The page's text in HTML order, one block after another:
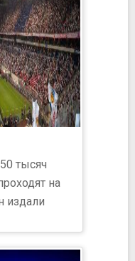
тысяч
на
издали